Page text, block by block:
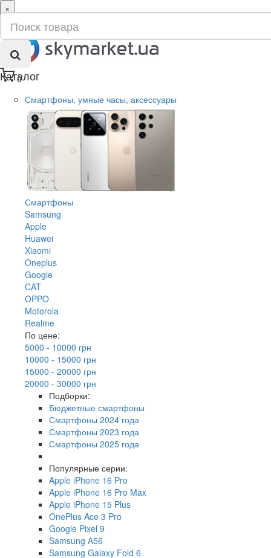
0
×
ru
ua
Каталог
Смартфоны, умные часы, аксессуары
Смартфоны
Samsung
Apple
Huawei
Xiaomi
Oneplus
Google
CAT
OPPO
Motorola
Realme
По цене:
5000 - 10000 грн
10000 - 15000 грн
15000 - 20000 грн
20000 - 30000 грн
Подборки:
Бюджетные смартфоны
Смартфоны 2024 года
Смартфоны 2023 года
Смартфоны 2025 года
Популярные серии:
Apple iPhone 16 Pro
Apple iPhone 16 Pro Max
Apple iPhone 15 Plus
OnePlus Ace 3 Pro
Google Pixel 9
Samsung A56
Samsung Galaxy Fold 6